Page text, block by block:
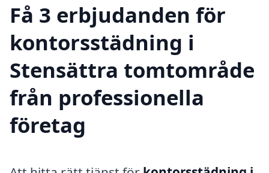
Få 3 erbjudanden för
kontorsstädning i
Stensättra tomtområde
från professionella
företag